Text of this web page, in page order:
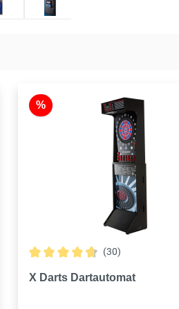
Sternen
%
Durchschnittliche Bewertung
(30)
X Darts Dartautomat